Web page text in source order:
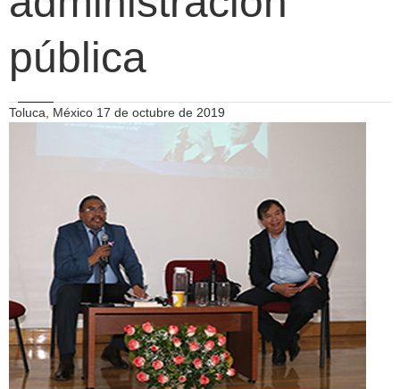
pública
Toluca, México 17 de octubre de 2019